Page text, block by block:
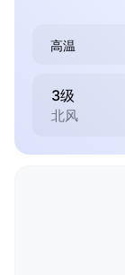
高温
3级
北风